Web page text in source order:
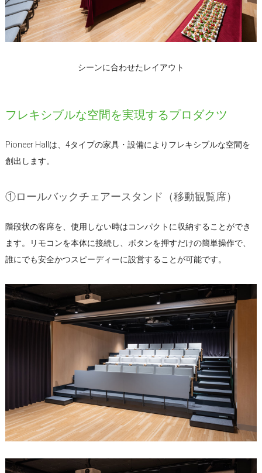
シーンに合わせたレイアウト
フレキシブルな空間を実現するプロダクツ
Pioneer Hallは、4タイプの家具・設備によりフレキシブルな空間を
創出します。
①ロールバックチェアースタンド（移動観覧席）
階段状の客席を、使用しない時はコンパクトに収納することができ
ます。リモコンを本体に接続し、ボタンを押すだけの簡単操作で、
誰にでも安全かつスピーディーに設営することが可能です。